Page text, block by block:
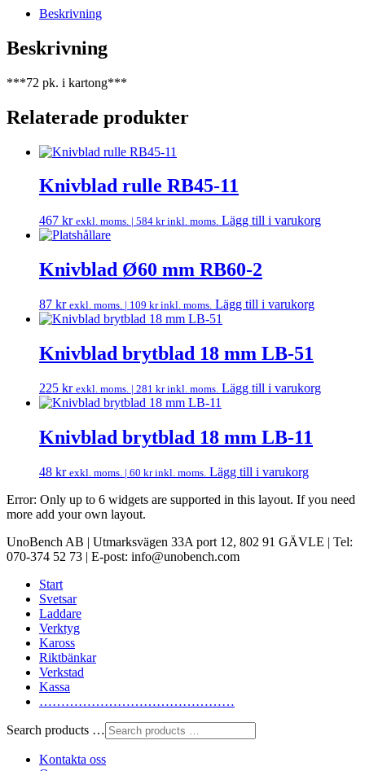
Beskrivning
Beskrivning
***72 pk. i kartong***
Relaterade produkter
Knivblad rulle RB45-11
467 kr exkl. moms. | 584 krinkl. moms. Lägg till i varukorg
Knivblad Ø60 mm RB60-2
87 kr exkl. moms. | 109 krinkl. moms. Lägg till i varukorg
Knivblad brytblad 18 mm LB-51
225 kr exkl. moms. | 281 krinkl. moms. Lägg till i varukorg
Knivblad brytblad 18 mm LB-11
48 kr exkl. moms. | 60 krinkl. moms. Lägg till i varukorg
Error: Only up to 6 widgets are supported in this layout. If you need
more add your own layout.
UnoBench AB | Utmarksvägen 33A port 12, 802 91 GÄVLE | Tel:
070-374 52 73 | E-post: info@unobench.com
Start
Svetsar
Laddare
Verktyg
Kaross
Riktbänkar
Verkstad
Kassa
………………………………………
Search products …
Kontakta oss